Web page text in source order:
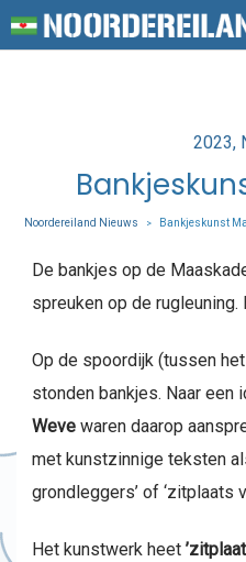
2023
Noordereiland Nieuws > Bankjeskunst
De bankjes op de
spreuken op de rugleuning.
Op de spoordijk (tussen
stonden bankjes. Naar een
Weve waren daarop
met kunstzinnige teksten
grondleggers’ of ‘zitplaats
Het kunstwerk heet